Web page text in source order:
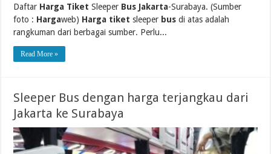
Daftar Harga Tiket Sleeper Bus Jakarta-Surabaya. (Sumber
foto : Hargaweb) Harga tiket sleeper bus di atas adalah
rangkuman dari berbagai sumber. Perlu...
Read More »
Sleeper Bus dengan harga terjangkau dari
Jakarta ke Surabaya